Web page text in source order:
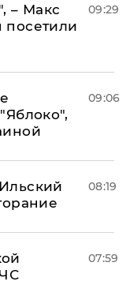
– Макс
09:29
09:06
08:19
07:59